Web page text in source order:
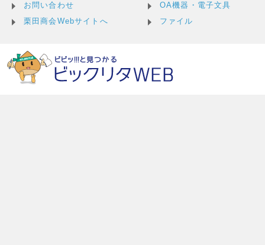
お問い合わせ
栗田商会Webサイトへ
OA機器・電子文具
ファイル